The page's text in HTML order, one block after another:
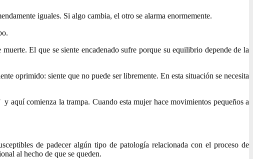
iguales. Si algo cambia, el otro se alarma enormemente.
El que se siente encadenado sufre porque su equilibrio depende de la
oprimido: siente que no puede ser libremente. En esta situación se necesita
comienza la trampa. Cuando esta mujer hace movimientos pequeños a
de padecer algún tipo de patología relacionada con el proceso de
al hecho de que se queden.